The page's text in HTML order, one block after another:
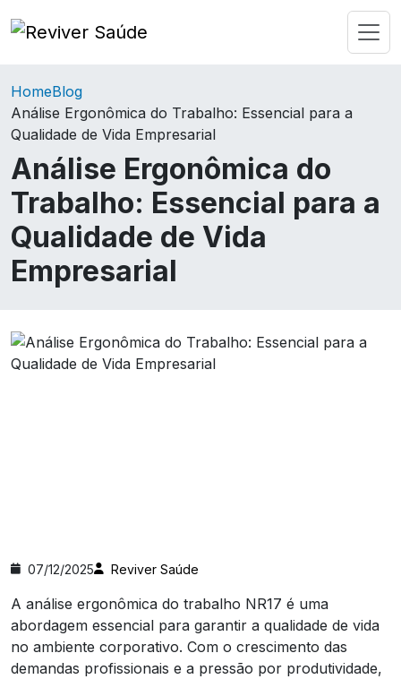
HomeBlog
Análise Ergonômica do Trabalho: Essencial para a
Qualidade de Vida Empresarial
Análise Ergonômica do
Trabalho: Essencial para a
Qualidade de Vida
Empresarial
07/12/2025 Reviver Saúde
A análise ergonômica do trabalho NR17 é uma
abordagem essencial para garantir a qualidade de vida
no ambiente corporativo. Com o crescimento das
demandas profissionais e a pressão por produtividade,